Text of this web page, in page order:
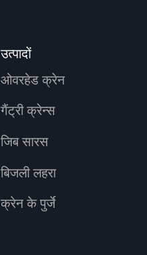
उत्पादों
ओवरहेड क्रेन
गैंट्री क्रेन्स
जिब सारस
बिजली लहरा
क्रेन के पुर्जे